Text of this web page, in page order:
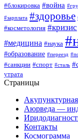
#блокировка #война
#зарплата #здоровье
#косметология #кризис
#медицина #наука
#образование #переезд
#санкции #спорт #сталь
утрата
Страницы
Аюрведа —
Контакты
Космограмма